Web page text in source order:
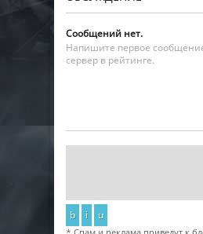
Сообщений нет.
Напишите первое
сервер в рейтинге.
b i u